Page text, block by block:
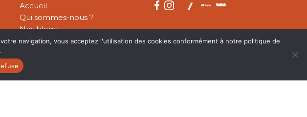
Accueil
Qui sommes-nous ?
Nos blogs
Nos publications
navigation, vous acceptez l'utilisation des cookies conformément à notre politique de